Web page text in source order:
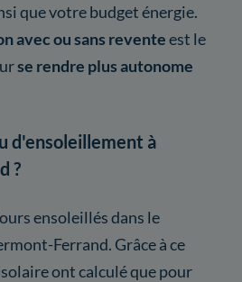
que votre budget énergie.
avec ou sans reventeest le
se rendre plus autonome
d'ensoleillement à
?
ensoleillés dans le
Ferrand. Grâce à ce
ont calculé que pour